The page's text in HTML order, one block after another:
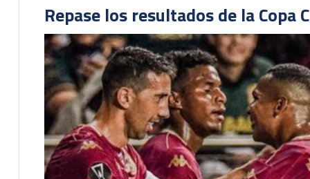
Repase los resultados de la Copa